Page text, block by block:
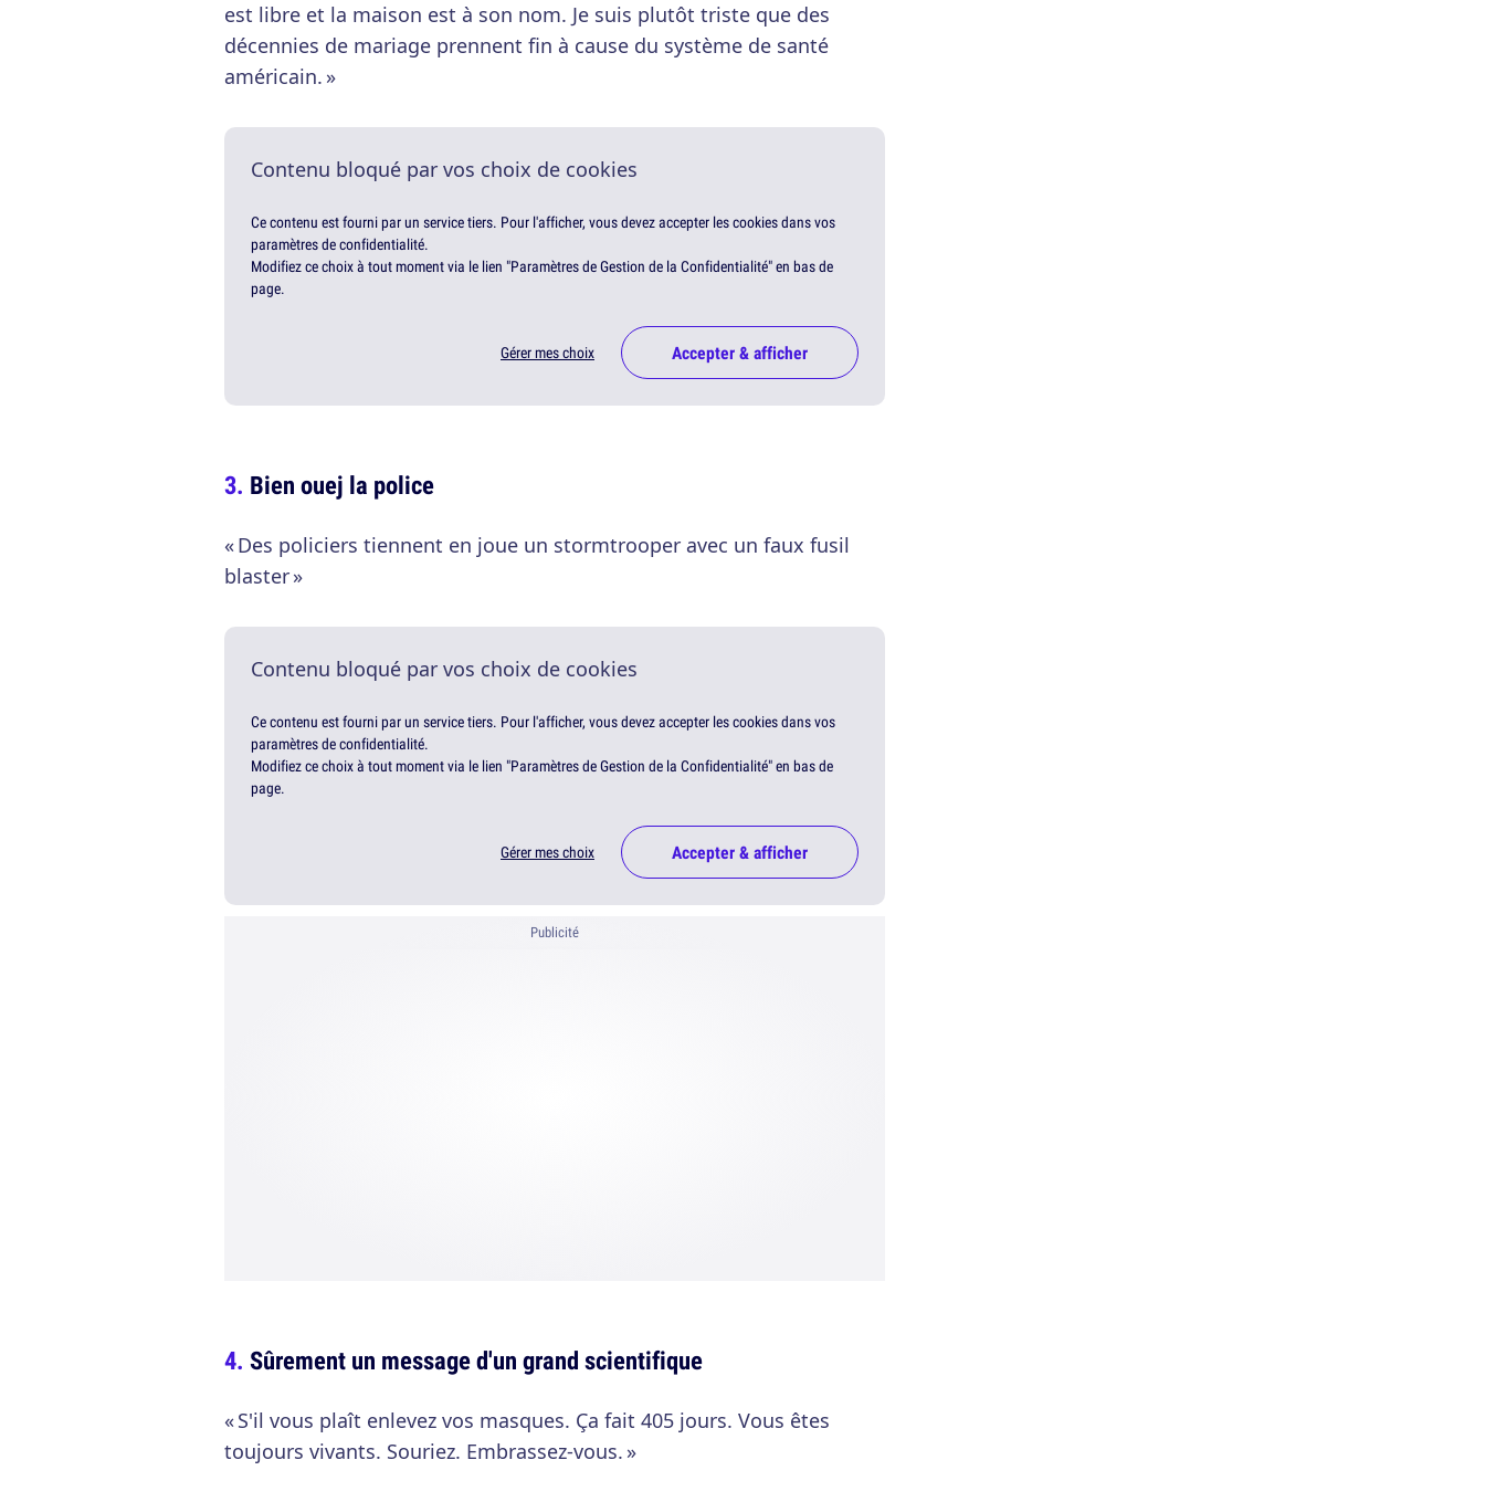
est libre et la maison est à son nom. Je suis plutôt triste que des
décennies de mariage prennent fin à cause du système de santé
américain. »
Contenu bloqué par vos choix de cookies
Ce contenu est fourni par un service tiers. Pour l'afficher, vous devez accepter les cookies dans vos
paramètres de confidentialité.
Modifiez ce choix à tout moment via le lien "Paramètres de Gestion de la Confidentialité" en bas de
page.
Gérer mes choix Accepter & afficher
Bien ouej la police
« Des policiers tiennent en joue un stormtrooper avec un faux fusil
blaster »
Contenu bloqué par vos choix de cookies
Ce contenu est fourni par un service tiers. Pour l'afficher, vous devez accepter les cookies dans vos
paramètres de confidentialité.
Modifiez ce choix à tout moment via le lien "Paramètres de Gestion de la Confidentialité" en bas de
page.
Gérer mes choix Accepter & afficher
Publicité
Sûrement un message d'un grand scientifique
« S'il vous plaît enlevez vos masques. Ça fait 405 jours. Vous êtes
toujours vivants. Souriez. Embrassez-vous. »